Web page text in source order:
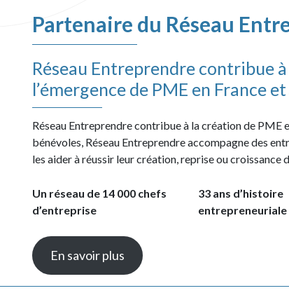
Partenaire du Réseau
Réseau Entreprendre contribue
l’émergence de PME en France
Réseau Entreprendre contribue à la création de PME
bénévoles, Réseau Entreprendre accompagne des
les aider à réussir leur création, reprise ou croissance
Un réseau de 14 000 chefs
d’entreprise
33 ans d’histoire
entrepreneuriale
En savoir plus